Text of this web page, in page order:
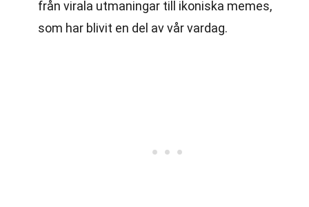
från virala utmaningar till ikoniska memes,
som har blivit en del av vår vardag.